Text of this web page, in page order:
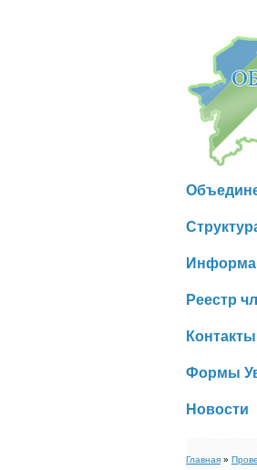
Реестр
Контакты
Формы
Новости
Главная »